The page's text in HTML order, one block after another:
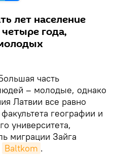
лет население
года,
часть
– молодые, однако
Латвии все равно
географии и
университета,
миграции Зайга
Baltkom .